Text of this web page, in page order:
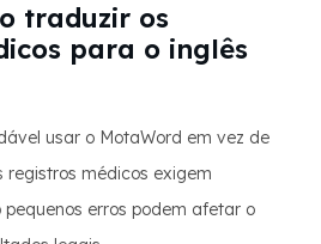
traduzir os
para o inglês
usar o MotaWord em vez de
registros médicos exigem
erros podem afetar o